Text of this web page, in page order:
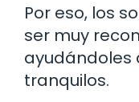
Por eso, los
ser muy
ayudándoles
tranquilos.